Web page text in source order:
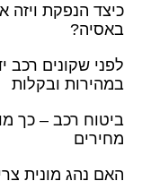
כיצד הנפקת ויזה
באסיה?
לפני שקונים רכב
במהירות ובקלות
ביטוח רכב – כך
מחירים
האם נהג מונית